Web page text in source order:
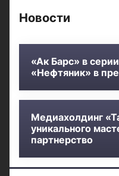
Новости
«Ак Барс» в
«Нефтяник» в
Медиахолдинг
уникального
партнерство